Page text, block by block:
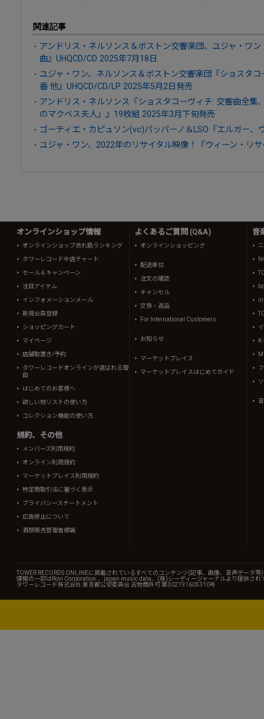
関連記事
アンドリス・ネルソンス＆ボストン交響楽団、ユジャ・ワ
曲』UHQCD/CD 2025年7月18日
ユジャ・ワン、ネルソンス＆ボストン交響楽団『ショスタ
番 他』UHQCD/CD/LP 2025年5月2日発売
アンドリス・ネルソンス『ショスタコーヴィチ: 交響曲全集
のマクベス夫人」』19枚組 2025年3月下旬発売
ゴーティエ・カピュソン(vc)パッパーノ＆LSO『エルガー、
ユジャ・ワン、2022年のリサイタル映像！『ウィーン・リ
オンラインショップ情報
オンラインショップ売れ筋ランキング
タワーレコード全店チャート
セール＆キャンペーン
注目アイテム
インフォメーションメール
新規会員登録
ショッピングカート
マイページ
店舗取置き/予約
タワーレコードオンラインが選ばれる理
由
はじめてのお客様へ
欲しい物リストの使い方
コレクション機能の使い方
規約、その他
メンバーズ利用規約
オンライン利用規約
マーケットプレイス利用規約
特定商取引法に基づく表示
プライバシーステートメント
広告停止について
酒類販売管理者標識
よくあるご質問 (Q&A)
オンラインショッピング
配送単位
注文の確認
キャンセル
交換・返品
For International Customers
お知らせ
マーケットプレイス
マーケットプレイスはじめてガイド
音
TOWER RECORDS ONLINEに掲載されているすべてのコンテンツ(記事、画像、音声データ
情報の一部はRovi Corporation.、japan music data、(株)シーディージャーナルより提供され
タワーレコード株式会社 東京都公安委員会 古物商許可 第302191605310号